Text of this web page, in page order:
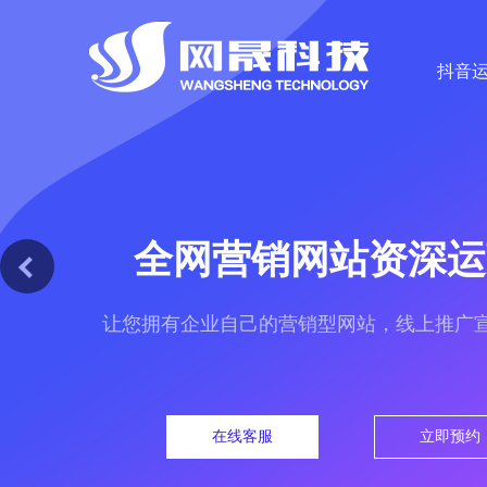
抖音
全网营销网站资深
让您拥有企业自己的营销型网站，线上推广
在线客服 立即预约